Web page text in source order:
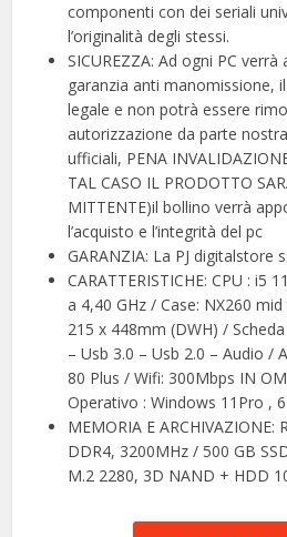
componenti con dei seriali
l’originalità degli stessi.
SICUREZZA: Ad ogni PC
garanzia anti manomissione,
legale e non potrà essere
autorizzazione da parte
ufficiali, PENA
TAL CASO IL PRODOTTO
MITTENTE)il bollino verrà
l’acquisto e l’integrità del pc
GARANZIA: La PJ digitalstore
CARATTERISTICHE: CPU : i5
a 4,40 GHz / Case: NX260
215 x 448mm (DWH) /
– Usb 3.0 – Usb 2.0 – Audio /
80 Plus / Wifi: 300Mbps IN
Operativo : Windows 11Pro ,
MEMORIA E ARCHIVAZIONE:
DDR4, 3200MHz / 500 GB
M.2 2280, 3D NAND + HDD